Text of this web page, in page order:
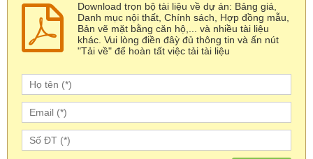
Download trọn bộ tài liệu về dự án: Bảng giá,
Danh mục nội thất, Chính sách, Hợp đồng mẫu,
Bản vẽ mặt bằng căn hộ,... và nhiều tài liệu
khác. Vui lòng điền đâỳ đủ thông tin và ấn nút
"Tải về" để hoàn tất việc tải tài liệu